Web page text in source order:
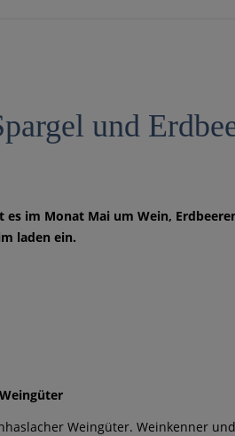
und
im Monat Mai um Wein,
laden ein.
Weingüter. Weinkenner